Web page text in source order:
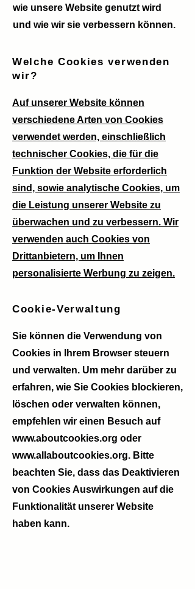
wie unsere Website genutzt wird
und wie wir sie verbessern können.
Welche Cookies verwenden
wir?
Auf unserer Website können
verschiedene Arten von Cookies
verwendet werden, einschließlich
technischer Cookies, die für die
Funktion der Website erforderlich
sind, sowie analytische Cookies, um
die Leistung unserer Website zu
überwachen und zu verbessern. Wir
verwenden auch Cookies von
Drittanbietern, um Ihnen
personalisierte Werbung zu zeigen.
Cookie-Verwaltung
Sie können die Verwendung von
Cookies in Ihrem Browser steuern
und verwalten. Um mehr darüber zu
erfahren, wie Sie Cookies blockieren,
löschen oder verwalten können,
empfehlen wir einen Besuch auf
www.aboutcookies.org oder
www.allaboutcookies.org. Bitte
beachten Sie, dass das Deaktivieren
von Cookies Auswirkungen auf die
Funktionalität unserer Website
haben kann.